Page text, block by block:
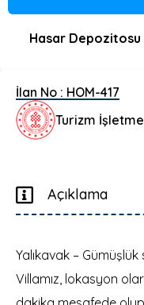
Hasar Depozitosu
İlan No : HOM-417
Turizm
Açıklama
Yalıkavak – Gümüşlük
Villamız, lokasyon